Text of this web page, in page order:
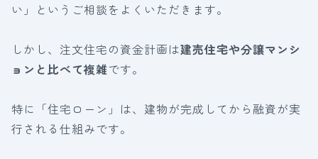
い」というご相談をよくいただきます。
しかし、注文住宅の資金計画は建売住宅や分譲マンシ
ョンと比べて複雑です。
特に「住宅ローン」は、建物が完成してから融資が実
行される仕組みです。